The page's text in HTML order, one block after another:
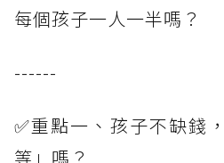
每個孩子一人一半嗎？
------
✅重點一、孩子不缺錢
等」嗎？